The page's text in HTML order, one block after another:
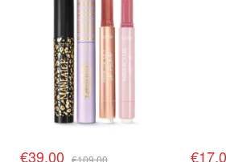
€39.00 €109.00